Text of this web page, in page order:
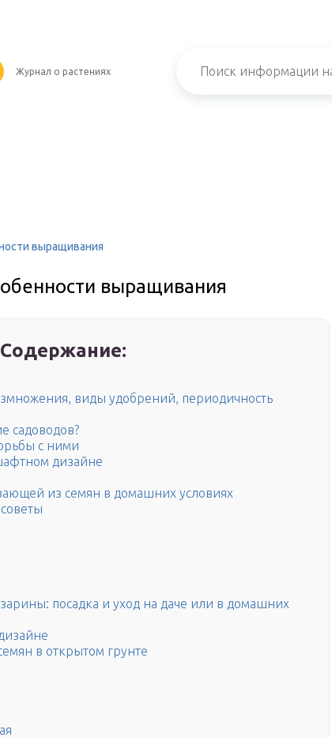
Журнал о растениях
выращивания
выращивания
Содержание:
виды удобрений, периодичность
садоводов?
с ними
дизайне
из семян в домашних условиях
посадка и уход на даче или в домашних
в открытом грунте